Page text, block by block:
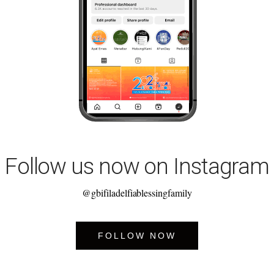
Follow us now on Instagram
@gbifiladelfiablessingfamily
FOLLOW NOW